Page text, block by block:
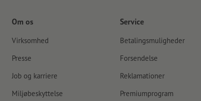
Om os
Virksomhed
Presse
Job og karriere
Miljøbeskyttelse
Service
Betalingsmuligheder
Forsendelse
Reklamationer
Premiumprogram